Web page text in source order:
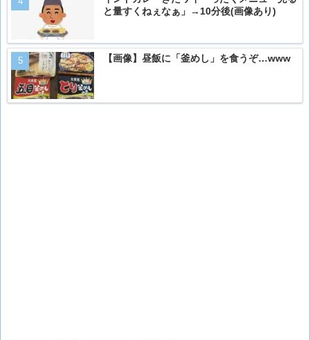
と量すくねぇなぁ」→10分後(画像あり)
【画像】昼飯に「釜めし」を食うぞ…www